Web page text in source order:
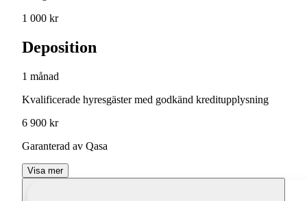
1 000 kr
Deposition
1 månad
Kvalificerade hyresgäster med godkänd kreditupplysning
6 900 kr
Garanterad av Qasa
Visa mer